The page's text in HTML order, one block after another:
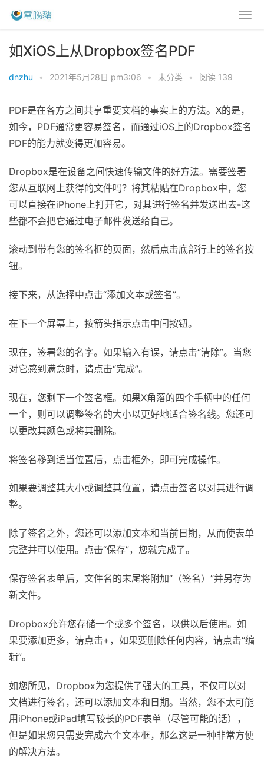
如XiOS上从Dropbox签名PDF
dnzhu • 2021年5月28日 pm3:06 • 未分类 • 阅读 139
PDF是在各方之间共享重要文档的事实上的方法。X的是，
如今，PDF通常更容易签名，而通过iOS上的Dropbox签名
PDF的能力就变得更加容易。
Dropbox是在设备之间快速传输文件的好方法。需要签署
您从互联网上获得的文件吗？将其粘贴在Dropbox中，您
可以直接在iPhone上打开它，对其进行签名并发送出去-这
些都不会把它通过电子邮件发送给自己。
滚动到带有您的签名框的页面，然后点击底部行上的签名按
钮。
接下来，从选择中点击“添加文本或签名”。
在下一个屏幕上，按箭头指示点击中间按钮。
现在，签署您的名字。如果输入有误，请点击“清除”。当您
对它感到满意时，请点击“完成”。
现在，您剩下一个签名框。如果X角落的四个手柄中的任何
一个，则可以调整签名的大小以更好地适合签名线。您还可
以更改其颜色或将其删除。
将签名移到适当位置后，点击框外，即可完成操作。
如果要调整其大小或调整其位置，请点击签名以对其进行调
整。
除了签名之外，您还可以添加文本和当前日期，从而使表单
完整并可以使用。点击“保存”，您就完成了。
保存签名表单后，文件名的末尾将附加“（签名）”并另存为
新文件。
Dropbox允许您存储一个或多个签名，以供以后使用。如
果要添加更多，请点击+，如果要删除任何内容，请点击“编
辑”。
如您所见，Dropbox为您提供了强大的工具，不仅可以对
文档进行签名，还可以添加文本和日期。当然，您不太可能
用iPhone或iPad填写较长的PDF表单（尽管可能的话），
但是如果您只需要完成六个文本框，那么这是一种非常方便
的解决方法。